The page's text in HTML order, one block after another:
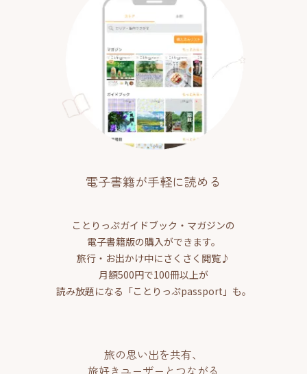
電子書籍が手軽に読める
ことりっぷガイドブック・マガジンの
電子書籍版の購入ができます。
旅行・お出かけ中にさくさく閲覧♪
月額500円で100冊以上が
読み放題になる「ことりっぷpassport」も。
旅の思い出を共有、
旅好きユーザーとつながる